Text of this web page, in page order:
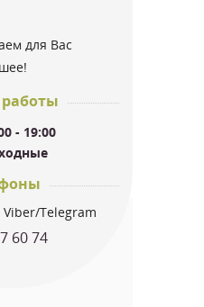
для Вас
- 19:00
Viber/Telegram
60 74